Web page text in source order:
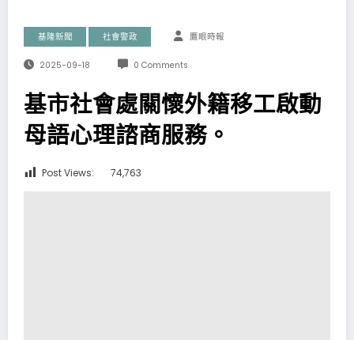
基隆新聞 社會警政 鷹眼時報
2025-09-18 0 Comments
基市社會處關懷外籍移工啟動
母語心理諮商服務。
Post Views: 74,763